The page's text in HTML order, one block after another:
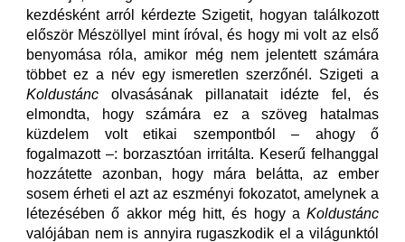
kezdésként arról kérdezte Szigetit, hogyan találkozott
először Mészöllyel mint íróval, és hogy mi volt az első
benyomása róla, amikor még nem jelentett számára
többet ez a név egy ismeretlen szerzőnél. Szigeti a
Koldustánc olvasásának pillanatait idézte fel, és
elmondta, hogy számára ez a szöveg hatalmas
küzdelem volt etikai szempontból – ahogy ő
fogalmazott –: borzasztóan irritálta. Keserű felhanggal
hozzátette azonban, hogy mára belátta, az ember
sosem érheti el azt az eszményi fokozatot, amelynek a
létezésében ő akkor még hitt, és hogy a Koldustánc
valójában nem is annyira rugaszkodik el a világunktól